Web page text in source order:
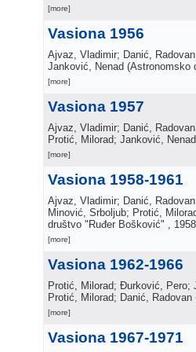
[more]
Vasiona 1956
Ajvaz, Vladimir; Danić,
Janković, Nenad (Astronomsko
[more]
Vasiona 1957
Ajvaz, Vladimir; Danić,
Protić, Milorad; Janković, Nenad
[more]
Vasiona 1958-1961
Ajvaz, Vladimir; Danić,
Minović, Srboljub; Protić,
društvo "Ruđer Bošković" , 1958
[more]
Vasiona 1962-1966
Protić, Milorad; Đurković, Pero;
Protić, Milorad; Danić, Radovan
[more]
Vasiona 1967-1971